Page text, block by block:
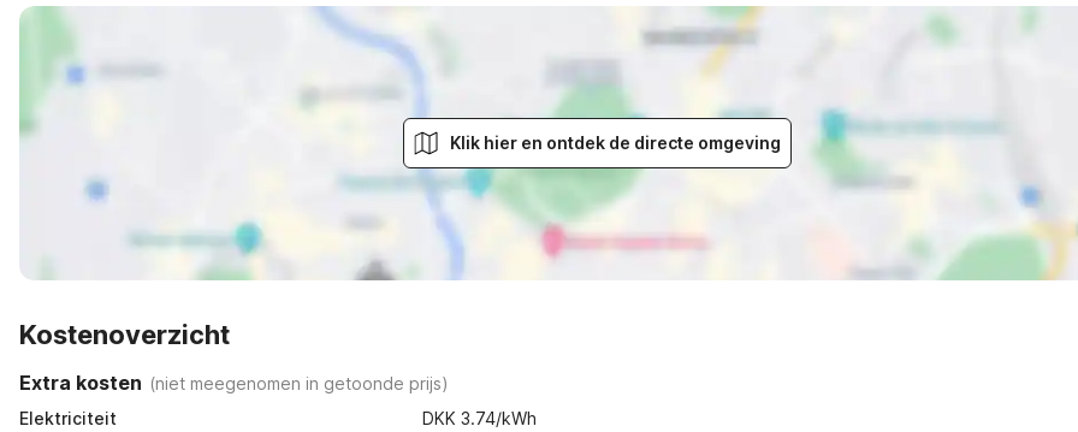
Klik hier en ontdek de directe omgeving
Kostenoverzicht
Extra kosten (niet meegenomen in getoonde prijs)
Elektriciteit
DKK 3.74/kWh